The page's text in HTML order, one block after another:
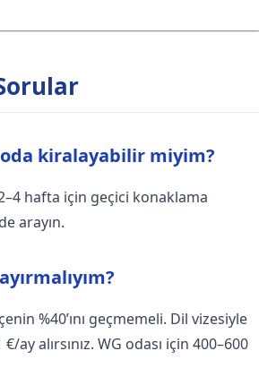
kiralayabilir miyim?
hafta için geçici konaklama
arayın.
%40’ını geçmemeli. Dil vizesiyle
€/ay alırsınız. WG odası için 400–600